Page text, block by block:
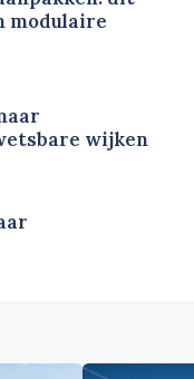
modulaire
wijken